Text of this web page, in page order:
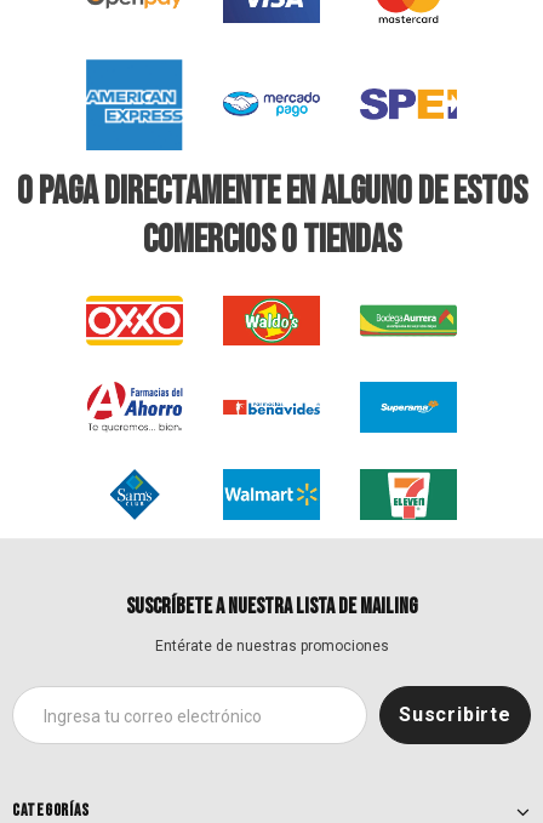
O PAGA DIRECTAMENTE EN ALGUNO DE ESTOS
COMERCIOS O TIENDAS
SUSCRÍBETE A NUESTRA LISTA DE MAILING
Entérate de nuestras promociones
CATEGORÍAS